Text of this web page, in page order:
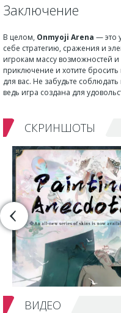
Заключение
В целом, Onmyoji Arena — это
себе стратегию, сражения и
игрокам массу возможностей
приключение и хотите
для вас. Не забудьте
ведь игра создана для
СКРИНШОТЫ
ВИДЕО